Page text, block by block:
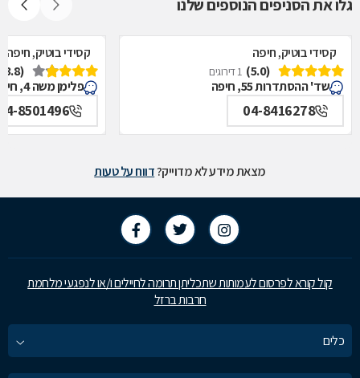
גלו את הסניפים הנוספים שלנו
קסידי בוטיק, חיפה
(5.0)
1 דירוגים
שד' ההסתדרות 55, חיפה
04-8416278
קסידי בוטיק, חיפה
(3.8)
פלימן משה 4, חיפה
8501496
מצאת מידע לא מדוייק?דווח על טעות
קול קורא לפרסום לעמותות שתכליתן תרומה לחיילים ו/או לנפגעי מלחמת
חרבות ברזל
כלים